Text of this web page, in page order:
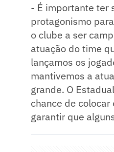
- É importante ter
protagonismo
o clube a ser
atuação do time
lançamos os
mantivemos a
grande. O
chance de
garantir que